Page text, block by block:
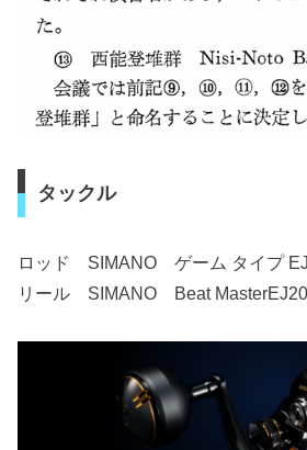
タックル
ロッド SIMANO ゲーム タイプ
リール SIMANO Beat